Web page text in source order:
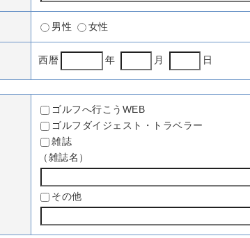
男性 女性
西暦 年 月 日
ゴルフへ行こうWEB
ゴルフダイジェスト・トラベラー
雑誌
（雑誌名）
その他